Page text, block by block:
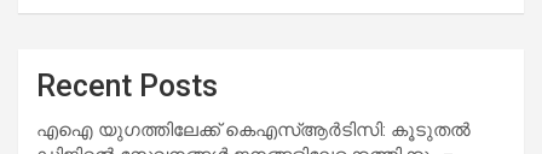
Recent Posts
എഐ യുഗത്തിലേക്ക് കെഎസ്ആർടിസി: കൂടുതൽ